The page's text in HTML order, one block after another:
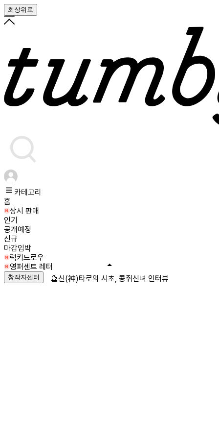
최상위로
카테고리
홈
상시 판매
인기
공개예정
신규
마감임박
럭키드로우
영퍼센트 레터
창작자센터 🔮신(神)타로의 시초, 콩쥐신녀 인터뷰